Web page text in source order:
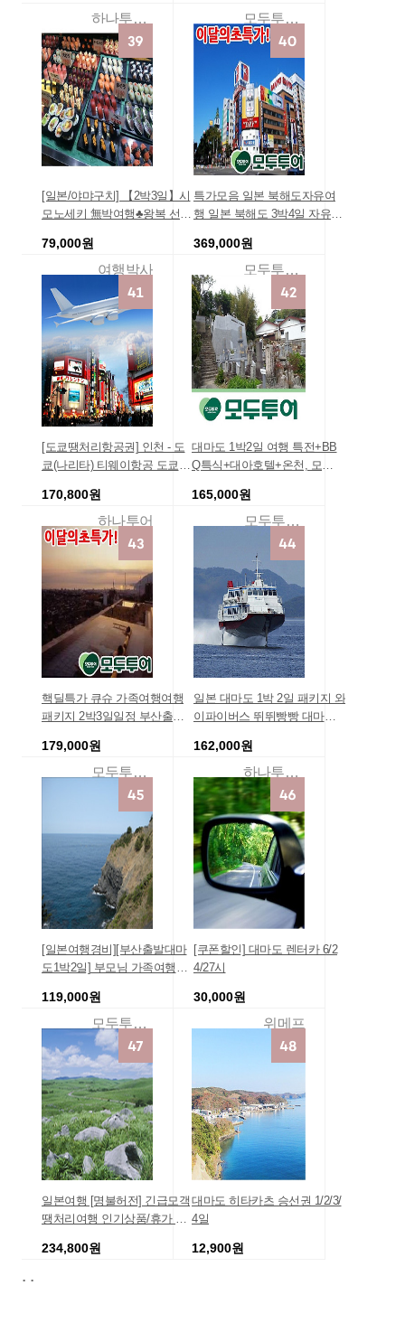
♥ 3일-벳부 명품 온천체험♨
벳부/유후인
하나투어리더투어
함 대마도여행경비 TV홈쇼핑
여행상품 가족여행 여행지 관
모두투어여행
[일본/야먀구치] 【2박3일】시
모노세키 無박여행♣왕복 선내
발 일본자유여행, 해외자유여
행추천, 자유여행 여행사여객
선, 크루즈, 쾌속선, 부
79,000원
여행박사
특가모음 일본 북해도자유여
행 일본 북해도 3박4일 자유여
일 에어텔 3박4일저렴한 가족
여행 효도여행 홈쇼핑 여행상
품 여행경비견적
369,000원
모두투어여행
[도쿄땡처리항공권] 인천 - 도
쿄(나리타) 티웨이항공 도쿄항
170,800원
하나투어
대마도 1박2일 여행 특전+BB
Q특식+대아호텔+온천, 모두
165,000원
모두투어예약센터
핵딜특가 큐슈 가족여행여행
패키지 2박3일일정 부산출발
널시티자유관광] 벳부/유후인/
후쿠오카 (실속/카멜) 큐슈상품
여행경비 아동반값 코스 일본
179,000원
모두투어여행
일본 대마도 1박 2일 패키지 와
이파이버스 뛰뛰빵빵 대마도 2
162,000원
하나투어하나팩닷컴
[일본여행경비][부산출발대마
도1박2일] 부모님 가족여행패
가 부산출발 핵심투어 특별이
119,000원
모두투어땡처리
[쿠폰할인] 대마도 렌터카 6/2
4/27시
30,000원
위메프
일본여행 [명불허전] 긴급모객
땡처리여행 인기상품/휴가 인
[초특가]★실속있게 알차게★
234,800원
대마도 히타카츠 승선권 1/2/3/
4일
12,900원
. .